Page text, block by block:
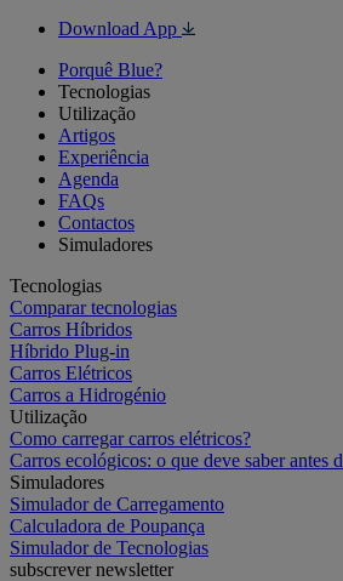
Download App
Porquê Blue?
Tecnologias
Utilização
Artigos
Experiência
Agenda
FAQs
Contactos
Simuladores
Tecnologias
Comparar tecnologias
Carros Híbridos
Híbrido Plug-in
Carros Elétricos
Carros a Hidrogénio
Utilização
Como carregar carros elétricos?
Carros ecológicos: o que deve saber antes
Simuladores
Simulador de Carregamento
Calculadora de Poupança
Simulador de Tecnologias
subscrever newsletter